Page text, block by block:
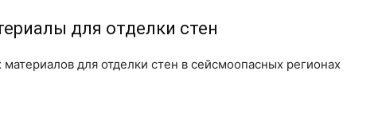
для отделки стен
для отделки стен в сейсмоопасных регионах